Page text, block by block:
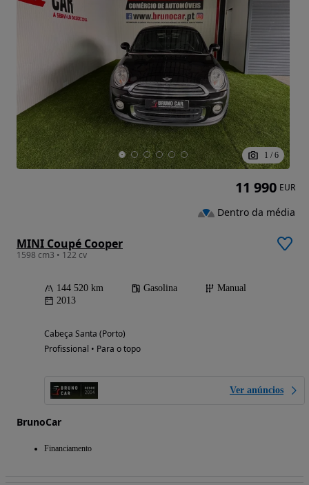
1 / 6
MINI Coupé Cooper
1598 cm3 • 122 cv
144 520 km Gasolina
Manual
2013
Cabeça Santa (Porto)
Profissional • Para o topo
Ver anúncios
BrunoCar
Financiamento
11 990 EUR
Dentro da média